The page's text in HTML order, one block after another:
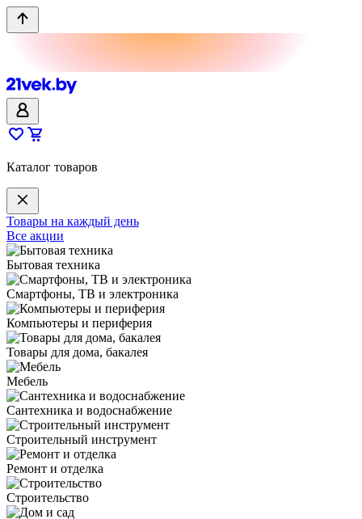
Каталог товаров
Товары на каждый день
Все акции
Бытовая техника
Смартфоны, ТВ и электроника
Компьютеры и периферия
Товары для дома, бакалея
Мебель
Сантехника и водоснабжение
Строительный инструмент
Ремонт и отделка
Строительство